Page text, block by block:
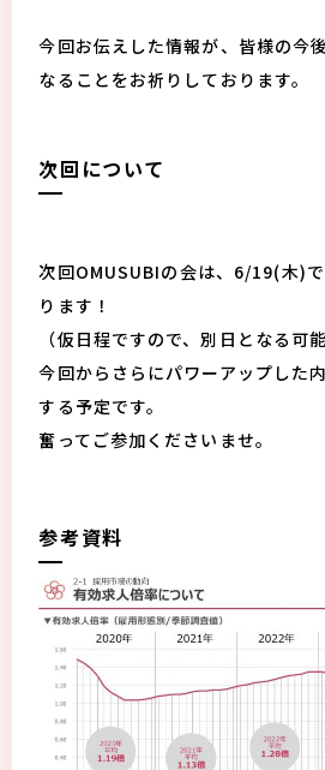
今回お伝えした情報が、皆様の今
なることをお祈りしております。
次回について
次回OMUSUBIの会は、6/19(木)
ります！
（仮日程ですので、別日となる可
今回からさらにパワーアップした
する予定です。
奮ってご参加くださいませ。
参考資料